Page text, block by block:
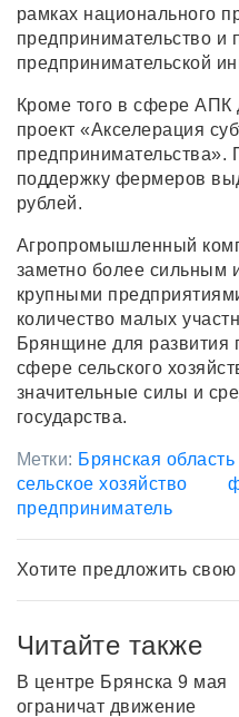
рамках национального
предпринимательство и
предпринимательской
Кроме того в сфере АПК
проект «Акселерация
предпринимательства».
поддержку фермеров
рублей.
Агропромышленный
заметно более сильным
крупными
количество малых
Брянщине для развития
сфере сельского
значительные силы и
государства.
Метки: Брянская область
сельское хозяйство
предприниматель
Хотите предложить
Читайте также
В центре Брянска 9 мая
ограничат движение